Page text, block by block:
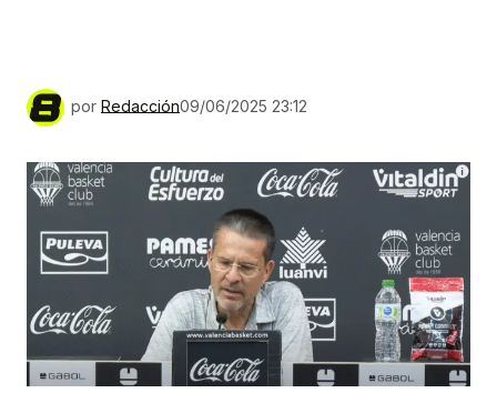
por Redacción09/06/2025 23:12